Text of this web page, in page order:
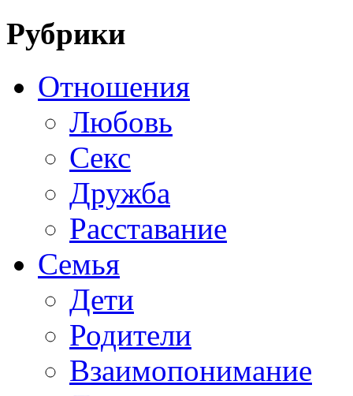
Рубрики
Отношения
Любовь
Секс
Дружба
Расставание
Семья
Дети
Родители
Взаимопонимание